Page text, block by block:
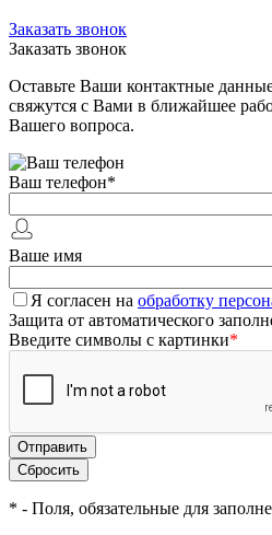
Заказать звонок
Заказать звонок
Оставьте Ваши контактные
свяжутся с Вами в ближайшее
Вашего вопроса.
Ваш телефон*
Ваше имя
Я согласен на обработку
Защита от автоматического
Введите символы с картинки*
* - Поля, обязательные для